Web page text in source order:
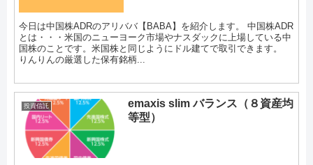
今日は中国株ADRのアリババ【BABA】を紹介します。 中国株ADR
とは・・・米国のニューヨーク市場やナスダックに上場している中
国株のことです。米国株と同じようにドル建てで取引できます。
りんりんの厳選した保有銘柄...
投資信託
emaxis slim バランス（８資産均
等型）